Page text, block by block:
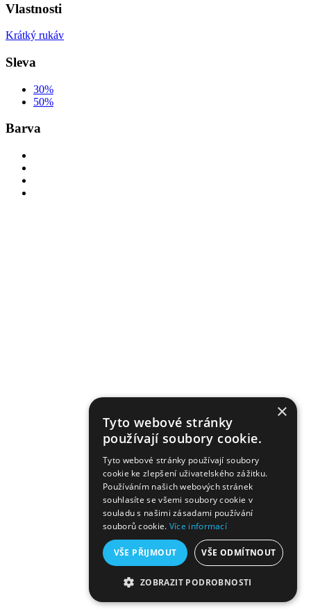
Vlastnosti
Krátký rukáv
Sleva
30%
50%
Barva
×
Tyto webové stránky
používají soubory cookie.
Tyto webové stránky používají soubory
cookie ke zlepšení uživatelského zážitku.
Používáním našich webových stránek
souhlasíte se všemi soubory cookie v
souladu s našimi zásadami používání
souborů cookie. Více informací
VŠE PŘIJMOUT VŠE ODMÍTNOUT
ZOBRAZIT PODROBNOSTI
NEZBYTNĚ NUTNÉ SOUBORY